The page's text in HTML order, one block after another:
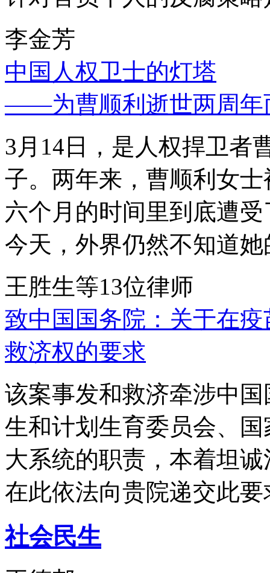
李金芳
中国人权卫士的灯塔
——为曹顺利逝世两周年
3月14日，是人权捍卫者
子。两年来，曹顺利女
六个月的时间里到底遭
今天，外界仍然不知道
王胜生等13位律师
致中国国务院：关于在
救济权的要求
该案事发和救济牵涉中
生和计划生育委员会、
大系统的职责，本着坦
在此依法向贵院递交此要
社会民生